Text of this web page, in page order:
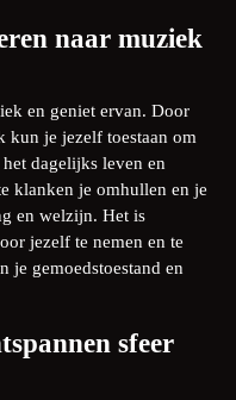
naar muziek
en geniet ervan. Door
kun je jezelf toestaan ​​om
dagelijks leven en
klanken je omhullen en je
en welzijn. Het is
jezelf te nemen en te
je gemoedstoestand en
sfeer